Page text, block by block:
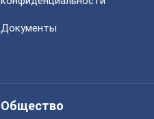
Документы
Общество